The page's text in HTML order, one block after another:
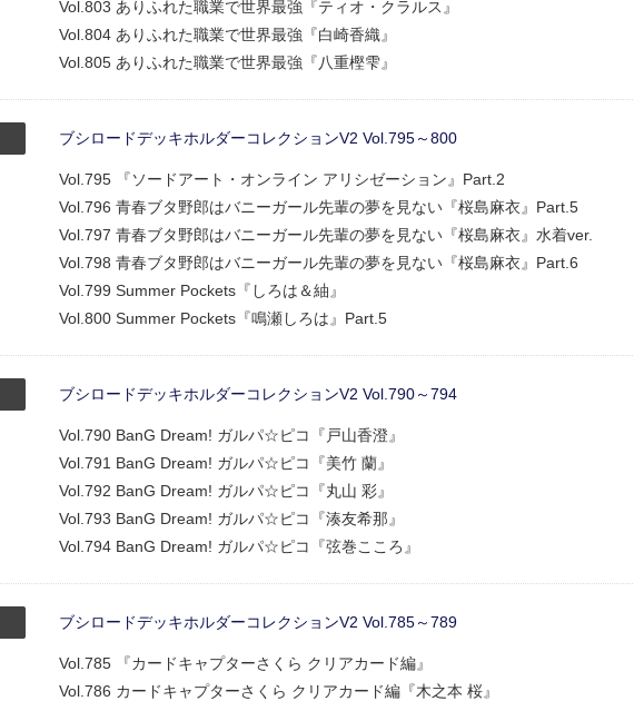
Vol.803 ありふれた職業で世界最強『ティオ・クラルス』
Vol.804 ありふれた職業で世界最強『白崎香織』
Vol.805 ありふれた職業で世界最強『八重樫雫』
ブシロードデッキホルダーコレクションV2 Vol.795～800
Vol.795 『ソードアート・オンライン アリシゼーション』Part.2
Vol.796 青春ブタ野郎はバニーガール先輩の夢を見ない『桜島麻衣』Part.5
Vol.797 青春ブタ野郎はバニーガール先輩の夢を見ない『桜島麻衣』水着ver.
Vol.798 青春ブタ野郎はバニーガール先輩の夢を見ない『桜島麻衣』Part.6
Vol.799 Summer Pockets『しろは＆紬』
Vol.800 Summer Pockets『鳴瀬しろは』Part.5
ブシロードデッキホルダーコレクションV2 Vol.790～794
Vol.790 BanG Dream! ガルパ☆ピコ『戸山香澄』
Vol.791 BanG Dream! ガルパ☆ピコ『美竹 蘭』
Vol.792 BanG Dream! ガルパ☆ピコ『丸山 彩』
Vol.793 BanG Dream! ガルパ☆ピコ『湊友希那』
Vol.794 BanG Dream! ガルパ☆ピコ『弦巻こころ』
ブシロードデッキホルダーコレクションV2 Vol.785～789
Vol.785 『カードキャプターさくら クリアカード編』
Vol.786 カードキャプターさくら クリアカード編『木之本 桜』